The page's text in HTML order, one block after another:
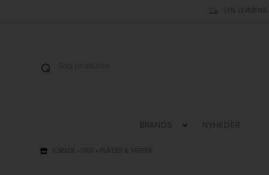
LYN
BRANDS NYHEDER
FORSIDE »STUE » PLAIDER & TÆPPER